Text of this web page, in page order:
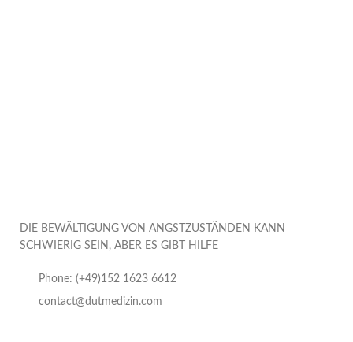
DIE BEWÄLTIGUNG VON ANGSTZUSTÄNDEN KANN
SCHWIERIG SEIN, ABER ES GIBT HILFE
Phone: (+49)152 1623 6612
contact@dutmedizin.com